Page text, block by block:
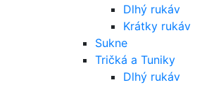
Dlhý rukáv
Krátky rukáv
Sukne
Tričká a Tuniky
Dlhý rukáv